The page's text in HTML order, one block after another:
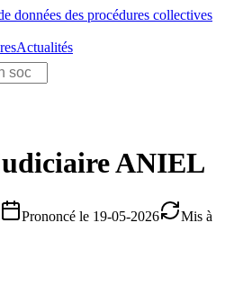
données des procédures collectives
Actualités
ANIEL
Prononcé le 19-05-2026
Mis à